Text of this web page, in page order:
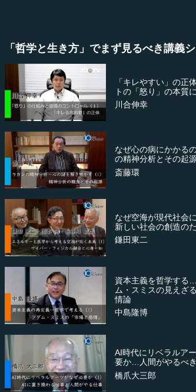
「哲学と生き方」でまず見るべき講義
「キレやすい」の正
トの「怒り」の本質
川合伸幸
なぜ心の病にかかる
の精神分析とその起
斎藤環
なぜ空海が現代社
新しい社会の創造の
鎌田東二
資本主義を哲学する
ム・スミスの見えざ
情論
中島隆博
AI時代にリベラルア
要か…人間がやるべ
橋爪大三郎